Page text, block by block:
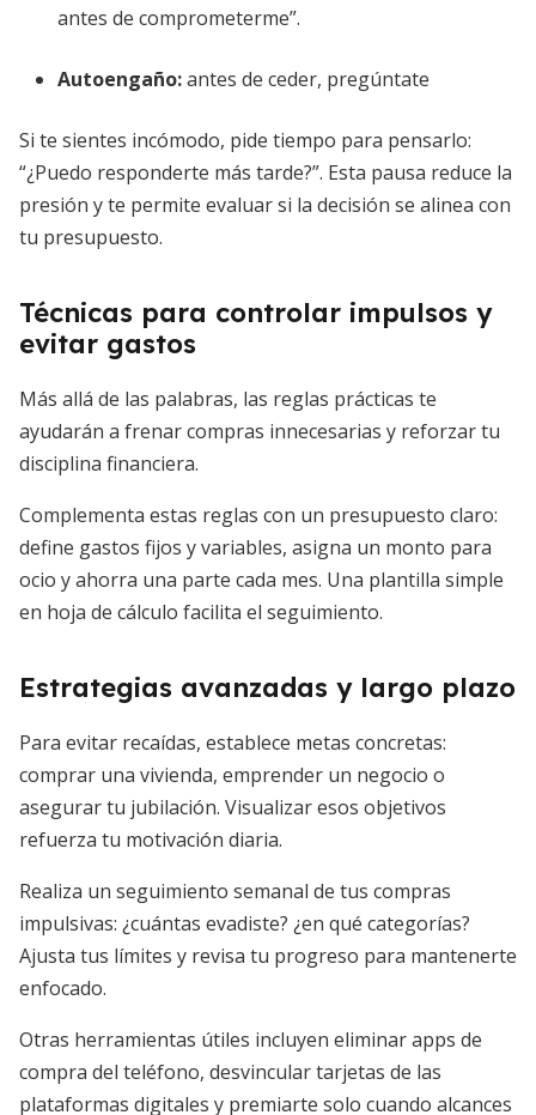
antes de comprometerme”.
Autoengaño:antes de ceder, pregúntate
Si te sientes incómodo, pide tiempo para pensarlo:
“¿Puedo responderte más tarde?”. Esta pausa reduce la
presión y te permite evaluar si la decisión se alinea con
tu presupuesto.
Técnicas para controlar impulsos y
evitar gastos
Más allá de las palabras, las reglas prácticas te
ayudarán a frenar compras innecesarias y reforzar tu
disciplina financiera.
Complementa estas reglas con un presupuesto claro:
define gastos fijos y variables, asigna un monto para
ocio y ahorra una parte cada mes. Una plantilla simple
en hoja de cálculo facilita el seguimiento.
Estrategias avanzadas y largo plazo
Para evitar recaídas, establece metas concretas:
comprar una vivienda, emprender un negocio o
asegurar tu jubilación. Visualizar esos objetivos
refuerza tu motivación diaria.
Realiza un seguimiento semanal de tus compras
impulsivas: ¿cuántas evadiste? ¿en qué categorías?
Ajusta tus límites y revisa tu progreso para mantenerte
enfocado.
Otras herramientas útiles incluyen eliminar apps de
compra del teléfono, desvincular tarjetas de las
plataformas digitales y premiarte solo cuando alcances